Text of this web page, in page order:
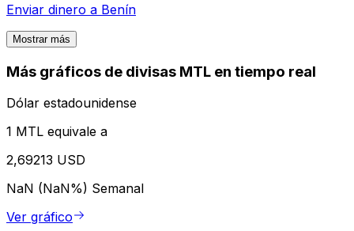
Enviar dinero a Benín
Mostrar más
Más gráficos de divisas MTL en tiempo real
Dólar estadounidense
1 MTL equivale a
2,69213 USD
NaN (NaN%) Semanal
Ver gráfico